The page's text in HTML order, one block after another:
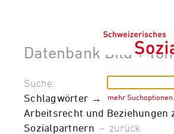
Datenbank Bild + Ton
mehr Suchoptionen…
Suche:
Schlagwörter →
Arbeitsrecht und Beziehungen
Sozialpartnern – zurück